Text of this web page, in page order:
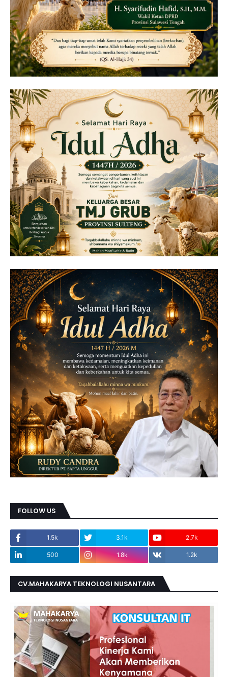
FOLLOW US
1.5k 3.1k 2.7k
500 1.8k 1.2k
CV.MAHAKARYA TEKNOLOGI NUSANTARA